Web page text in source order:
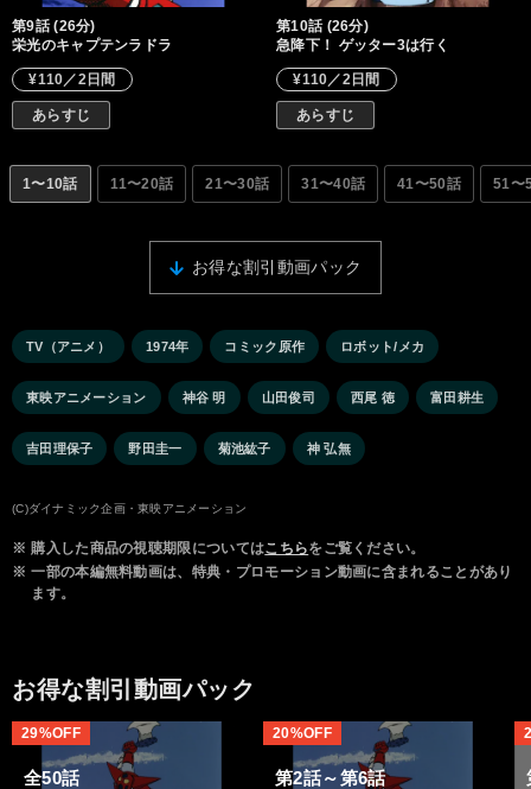
第9話 (26分)
栄光のキャプテンラドラ
¥110／2日間
あらすじ
第10話 (26分)
急降下！ ゲッター3は行く
¥110／2日間
あらすじ
1〜10話 11〜20話 21〜30話 31〜40話 41〜50話 51〜
お得な割引動画パック
TV（アニメ） 1974年 コミック原作 ロボット/メカ
東映アニメーション 神谷 明 山田俊司 西尾 徳 富田耕生
吉田理保子 野田圭一 菊池紘子 神 弘無
(C)ダイナミック企画・東映アニメーション
※ 購入した商品の視聴期限についてはこちらをご覧ください。
※ 一部の本編無料動画は、特典・プロモーション動画に含まれることがあり
ます。
お得な割引動画パック
全50話
29%OFF
第2話～第6話
20%OFF